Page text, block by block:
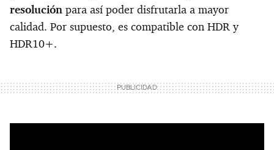
resolución para así poder disfrutarla a mayor
calidad. Por supuesto, es compatible con HDR y
HDR10+.